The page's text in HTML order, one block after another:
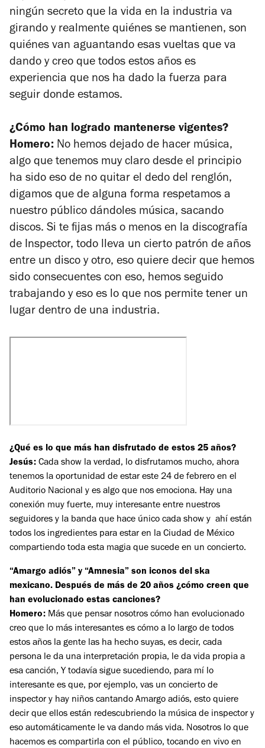
ningún secreto que la vida en la industria va
girando y realmente quiénes se mantienen, son
quiénes van aguantando esas vueltas que va
dando y creo que todos estos años es
experiencia que nos ha dado la fuerza para
seguir donde estamos.
¿Cómo han logrado mantenerse vigentes?
Homero: No hemos dejado de hacer música,
algo que tenemos muy claro desde el principio
ha sido eso de no quitar el dedo del renglón,
digamos que de alguna forma respetamos a
nuestro público dándoles música, sacando
discos. Si te fijas más o menos en la discografía
de Inspector, todo lleva un cierto patrón de años
entre un disco y otro, eso quiere decir que hemos
sido consecuentes con eso, hemos seguido
trabajando y eso es lo que nos permite tener un
lugar dentro de una industria.
¿Qué es lo que más han disfrutado de estos 25 años?
Jesús: Cada show la verdad, lo disfrutamos mucho, ahora
tenemos la oportunidad de estar este 24 de febrero en el
Auditorio Nacional y es algo que nos emociona. Hay una
conexión muy fuerte, muy interesante entre nuestros
seguidores y la banda que hace único cada show y ahí están
todos los ingredientes para estar en la Ciudad de México
compartiendo toda esta magia que sucede en un concierto.
“Amargo adiós” y “Amnesia” son iconos del ska
mexicano. Después de más de 20 años ¿cómo creen que
han evolucionado estas canciones?
Homero: Más que pensar nosotros cómo han evolucionado
creo que lo más interesantes es cómo a lo largo de todos
estos años la gente las ha hecho suyas, es decir, cada
persona le da una interpretación propia, le da vida propia a
esa canción, Y todavía sigue sucediendo, para mí lo
interesante es que, por ejemplo, vas un concierto de
inspector y hay niños cantando Amargo adiós, esto quiere
decir que ellos están redescubriendo la música de inspector y
eso automáticamente le va dando más vida. Nosotros lo que
hacemos es compartirla con el público, tocando en vivo en